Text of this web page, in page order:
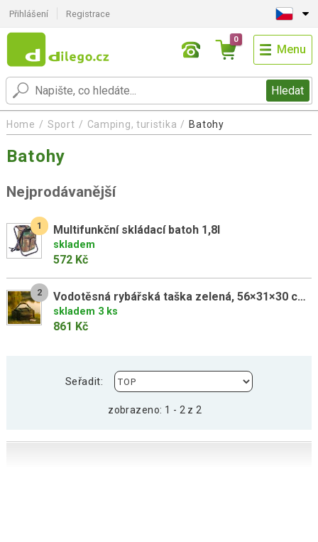
Přihlášení Registrace
Hledat
0
Menu
Home Sport Camping, turistika Batohy
Batohy
Nejprodávanější
1 Multifunkční skládací batoh 1,8l
skladem
572 Kč
2 Vodotěsná rybářská taška zelená, 56×31×30 cm, 600D polyester
skladem 3 ks
861 Kč
Seřadit:
zobrazeno: 1 - 2 z 2